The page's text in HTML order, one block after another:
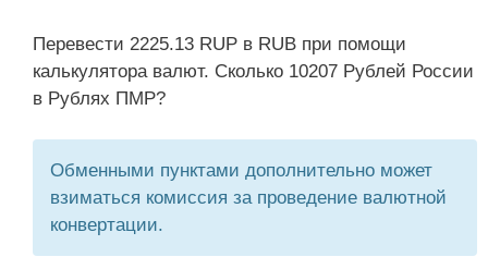
Перевести 2225.13 RUP в RUB при помощи
калькулятора валют. Сколько 10207 Рублей России
в Рублях ПМР?
Обменными пунктами дополнительно может
взиматься комиссия за проведение валютной
конвертации.